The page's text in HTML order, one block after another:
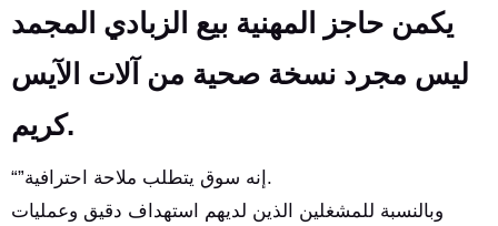
يكمن حاجز المهنية بيع الزبادي المجمد
ليس مجرد نسخة صحية من آلات الآيس
كريم.
“”إنه سوق يتطلب ملاحة احترافية.
وبالنسبة للمشغلين الذين لديهم استهداف دقيق وعمليات